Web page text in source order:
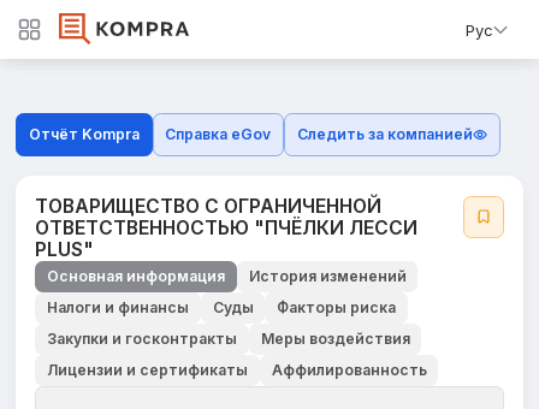
Рус
Отчёт Kompra Справка eGov Следить за компанией
ТОВАРИЩЕСТВО С ОГРАНИЧЕННОЙ
ОТВЕТСТВЕННОСТЬЮ "ПЧЁЛКИ ЛЕССИ
PLUS"
Основная информация
История изменений
Налоги и финансы
Суды
Факторы риска
Закупки и госконтракты
Меры воздействия
Лицензии и сертификаты
Аффилированность